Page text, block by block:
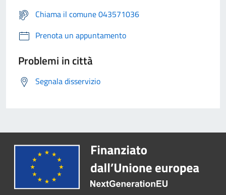
Chiama il comune 043571036
Prenota un appuntamento
Problemi in città
Segnala disservizio